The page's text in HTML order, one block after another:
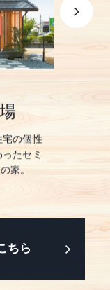
の個性
たセミ
家。
うまく使
ちら